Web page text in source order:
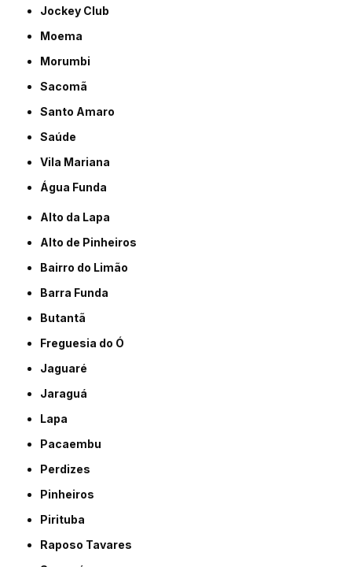
Jockey Club
Moema
Morumbi
Sacomã
Santo Amaro
Saúde
Vila Mariana
Água Funda
Alto da Lapa
Alto de Pinheiros
Bairro do Limão
Barra Funda
Butantã
Freguesia do Ó
Jaguaré
Jaraguá
Lapa
Pacaembu
Perdizes
Pinheiros
Pirituba
Raposo Tavares